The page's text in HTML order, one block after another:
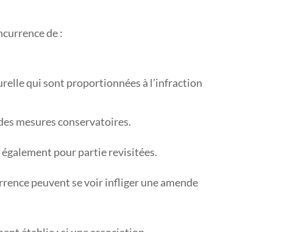
de :
qui sont proportionnées à l’infraction
mesures conservatoires.
pour partie revisitées.
peuvent se voir infliger une amende